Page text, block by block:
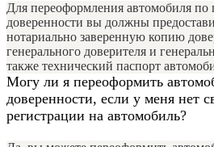
Для переоформления автомобиля по
доверенности вы должны
нотариально заверенную копию
генерального доверителя и
также технический паспорт
Могу ли я переоформить
доверенности, если у меня нет
регистрации на автомобиль?